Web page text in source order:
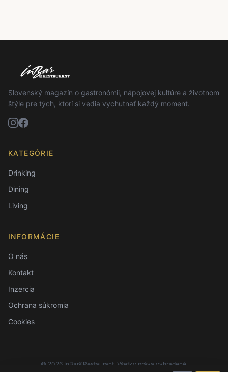
Slovenský magazín o gastronómii, nápojovej kultúre a životnom
štýle pre tých, ktorí si vedia vychutnať každý moment.
KATEGÓRIE
Drinking
Dining
Living
INFORMÁCIE
O nás
Kontakt
Inzercia
Ochrana súkromia
Cookies
© 2026InBar&Restaurant. Všetky práva vyhradené.